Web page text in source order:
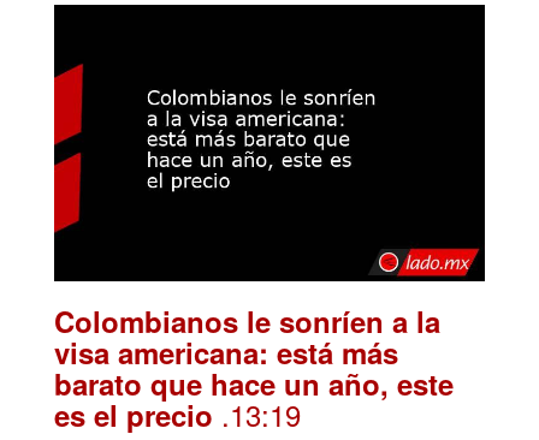
Colombianos le sonríen a la
visa americana: está más
barato que hace un año, este
es el precio .13:19